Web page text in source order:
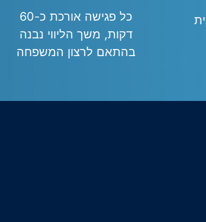
כל פגישה אורכת כ-60
דקות, משך הליווי נבנה
בהתאם לרצון המשפחה